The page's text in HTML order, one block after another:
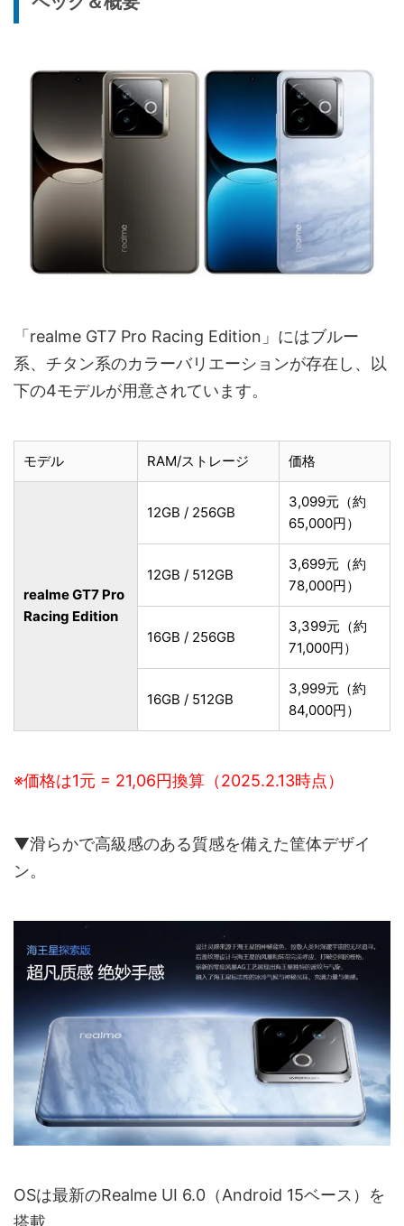
「realme GT7 Pro Racing Edition」にはブルー
系、チタン系のカラーバリエーションが存在し、以
下の4モデルが用意されています。
モデル RAM/ストレージ 価格
realme GT7 Pro
Racing Edition
12GB / 256GB
3,099元（約
65,000円）
12GB / 512GB
3,699元（約
78,000円）
16GB / 256GB
3,399元（約
71,000円）
16GB / 512GB
3,999元（約
84,000円）
※価格は1元 = 21,06円換算（2025.2.13時点）
▼滑らかで高級感のある質感を備えた筐体デザイ
ン。
OSは最新のRealme UI 6.0（Android 15ベース）を
搭載。